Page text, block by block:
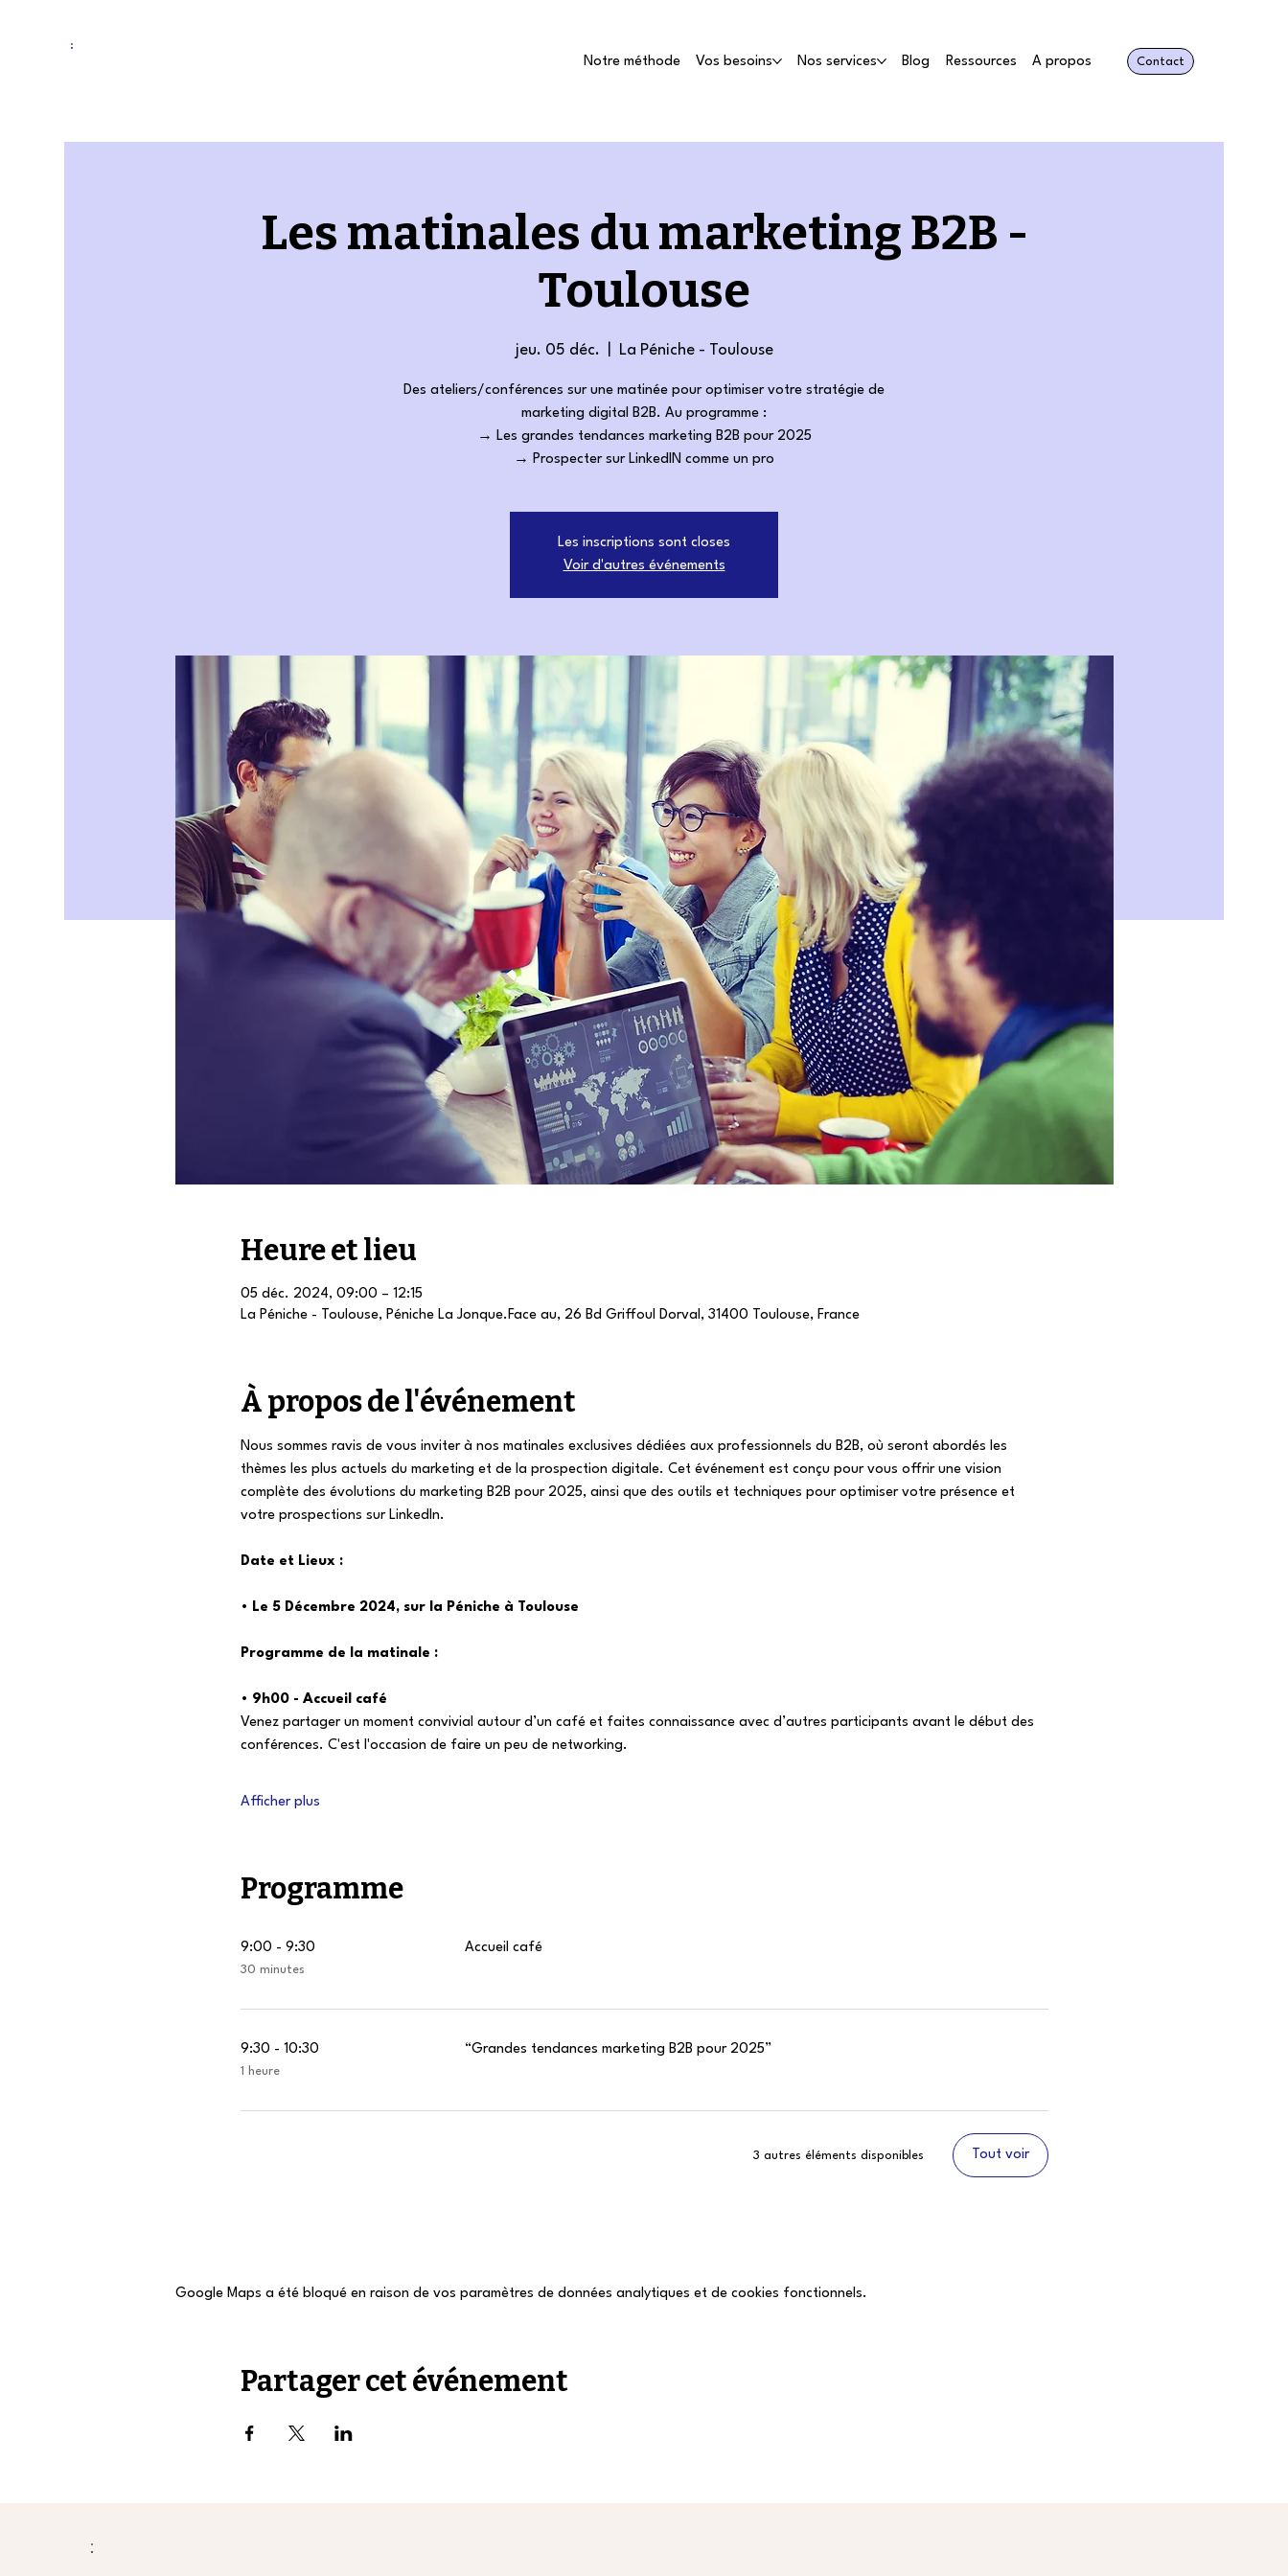
Notre méthode Vos besoins Nos services Blog Ressources A propos Contact
Les matinales du marketing B2B -
Toulouse
jeu. 05 déc. La Péniche - Toulouse
Des ateliers/conférences sur une matinée pour optimiser votre stratégie de
marketing digital B2B. Au programme :
→ Les grandes tendances marketing B2B pour 2025
→ Prospecter sur LinkedIN comme un pro
Les inscriptions sont closes
Voir d'autres événements
Heure et lieu
05 déc. 2024, 09:00 – 12:15
La Péniche - Toulouse, Péniche La Jonque.Face au, 26 Bd Griffoul Dorval, 31400 Toulouse, France
À propos de l'événement
Nous sommes ravis de vous inviter à nos matinales exclusives dédiées aux professionnels du B2B, où seront abordés les
thèmes les plus actuels du marketing et de la prospection digitale. Cet événement est conçu pour vous offrir une vision
complète des évolutions du marketing B2B pour 2025, ainsi que des outils et techniques pour optimiser votre présence et
votre prospections sur LinkedIn.
Date et Lieux :
• Le 5 Décembre 2024, sur la Péniche à Toulouse
Programme de la matinale :
• 9h00 - Accueil café
Venez partager un moment convivial autour d’un café et faites connaissance avec d’autres participants avant le début des
conférences. C'est l'occasion de faire un peu de networking.
Afficher plus
Programme
9:00 - 9:30
30 minutes
Accueil café
9:30 - 10:30
1 heure
“Grandes tendances marketing B2B pour 2025”
3 autres éléments disponibles Tout voir
Google Maps a été bloqué en raison de vos paramètres de données analytiques et de cookies fonctionnels.
Partager cet événement